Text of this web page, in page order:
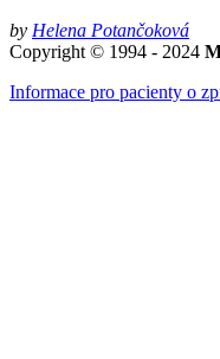
by Helena Potančoková
Copyright © 1994 - 2024
Informace pro pacienty o